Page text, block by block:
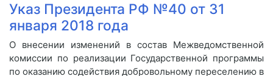
Указ Президента РФ №40 от 31
января 2018 года
О внесении изменений в состав Межведомственной
комиссии по реализации Государственной программы
по оказанию содействия добровольному переселению в